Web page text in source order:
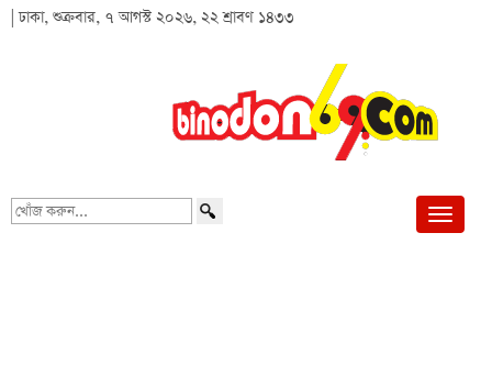
| ঢাকা, শুক্রবার, ৭ আগস্ট ২০২৬, ২২ শ্রাবণ ১৪৩৩
খোঁজ